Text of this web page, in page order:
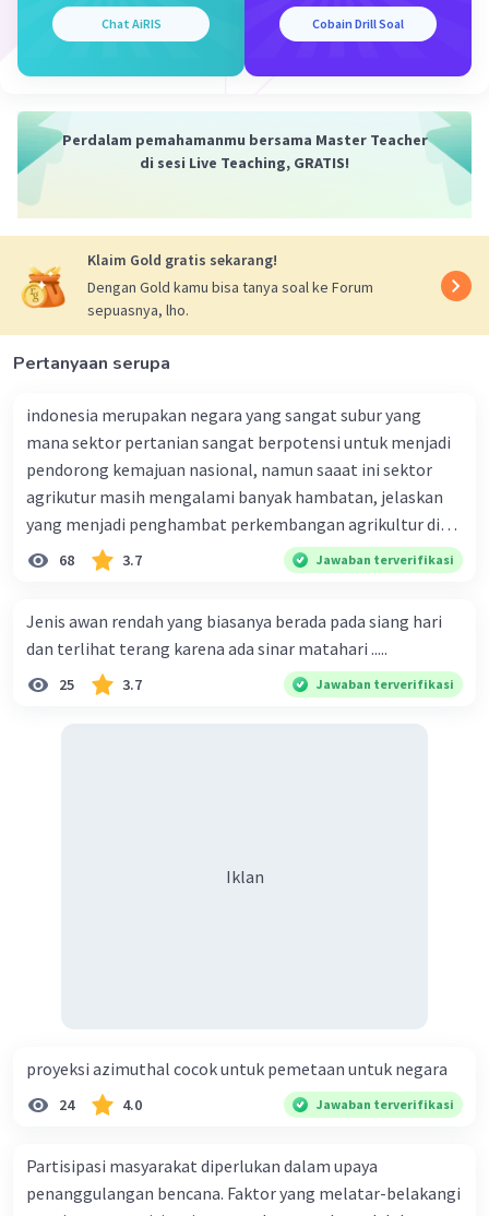
Chat AiRIS Cobain Drill Soal
Perdalam pemahamanmu bersama Master Teacher
di sesi Live Teaching, GRATIS!
Klaim Gold gratis sekarang!
Dengan Gold kamu bisa tanya soal ke Forum
sepuasnya, lho.
Pertanyaan serupa
indonesia merupakan negara yang sangat subur yang
mana sektor pertanian sangat berpotensi untuk menjadi
pendorong kemajuan nasional, namun saaat ini sektor
agrikutur masih mengalami banyak hambatan, jelaskan
yang menjadi penghambat perkembangan agrikultur di
indonesia
68 3.7 Jawaban terverifikasi
Jenis awan rendah yang biasanya berada pada siang hari
dan terlihat terang karena ada sinar matahari .....
25 3.7 Jawaban terverifikasi
Iklan
proyeksi azimuthal cocok untuk pemetaan untuk negara
24 4.0 Jawaban terverifikasi
Partisipasi masyarakat diperlukan dalam upaya
penanggulangan bencana. Faktor yang melatar-belakangi